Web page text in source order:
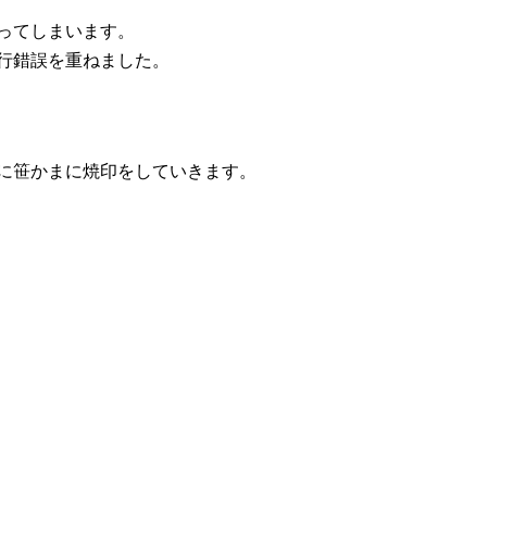
しまいます。
誤を重ねました。
かまに焼印をしていきます。